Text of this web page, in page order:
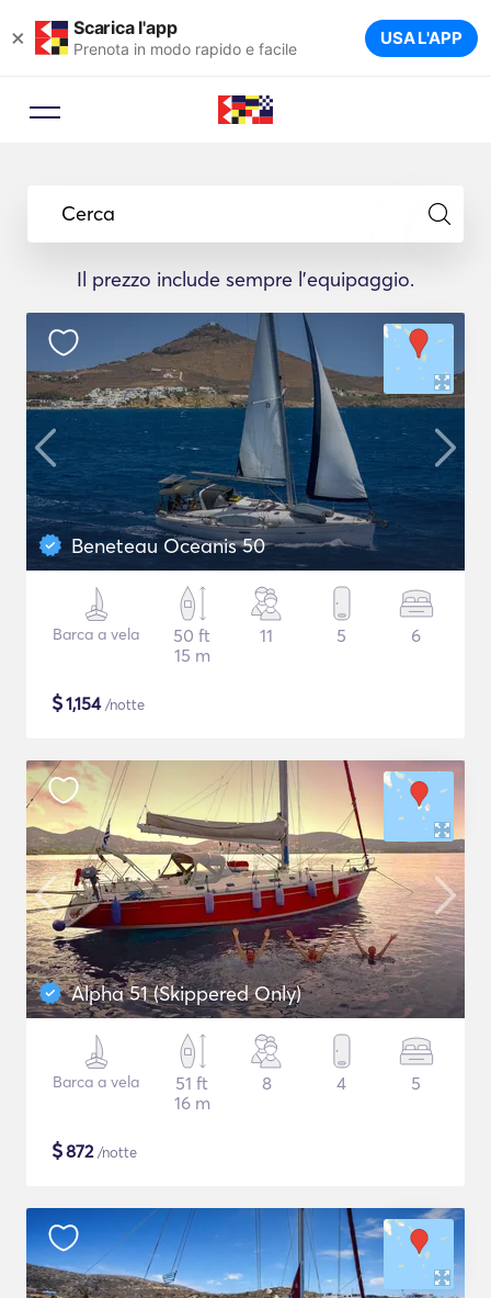
× Scarica l'app
Prenota in modo rapido e facile USA L'APP
Cerca
Il prezzo include sempre l'equipaggio.
Beneteau Oceanis 50
Barca a vela
50 ft
15 m
11 5 6
$1,154/notte
Alpha 51 (Skippered Only)
Barca a vela
51 ft
16 m
8 4 5
$872/notte